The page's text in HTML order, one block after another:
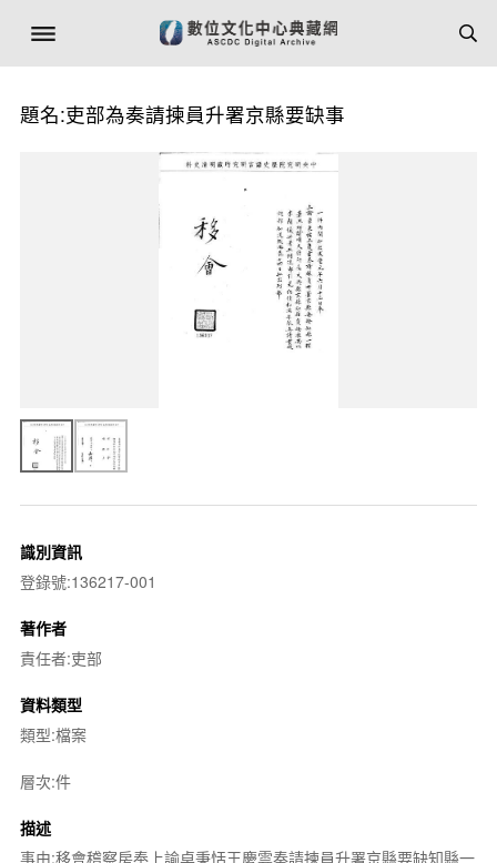
題名:吏部為奏請揀員升署京縣要缺事
識別資訊
登錄號:136217-001
著作者
責任者:吏部
資料類型
類型:檔案
層次:件
描述
事由:移會稽察房奉上諭卓秉恬王慶雲奏請揀員升署京縣要缺知縣一